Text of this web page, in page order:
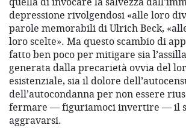
depressione rivolgendosi «alle loro
parole memorabili di Ulrich Beck,
loro scelte». Ma questo scambio di
fatto ben poco per mitigare sia
generata dalla precarietà ovvia del
esistenziale, sia il dolore
dell’autocondanna per non essere
fermare — figuriamoci invertire — il
aggravarsi.